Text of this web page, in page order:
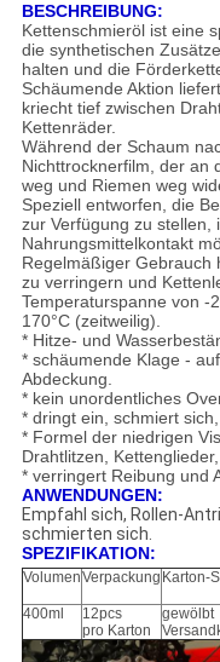
BESCHREIBUNG:
Kettenschmieröl ist eine
die synthetischen
halten und die
Schäumende Aktion
kriecht tief zwischen
Kettenräder.
Während der Schaum
Nichttrocknerfilm, der an
weg und Riemen weg
Speziell entworfen, die
zur Verfügung zu stellen,
Nahrungsmittelkontakt
Regelmäßiger Gebrauch
zu verringern und
Temperaturspanne von -
170°C (zeitweilig).
* Hitze- und
* schäumende Klage -
Abdeckung.
* kein unordentliches
* dringt ein, schmiert
* Formel der niedrigen
Drahtlitzen,
* verringert Reibung und
ANWENDUNGEN:
Empfahl sich, Rollen-
schmierten sich.
SPEZIFIKATION:
VolumenVerpackung Karton-
400ml
12pcs
pro Karton
gewölbt